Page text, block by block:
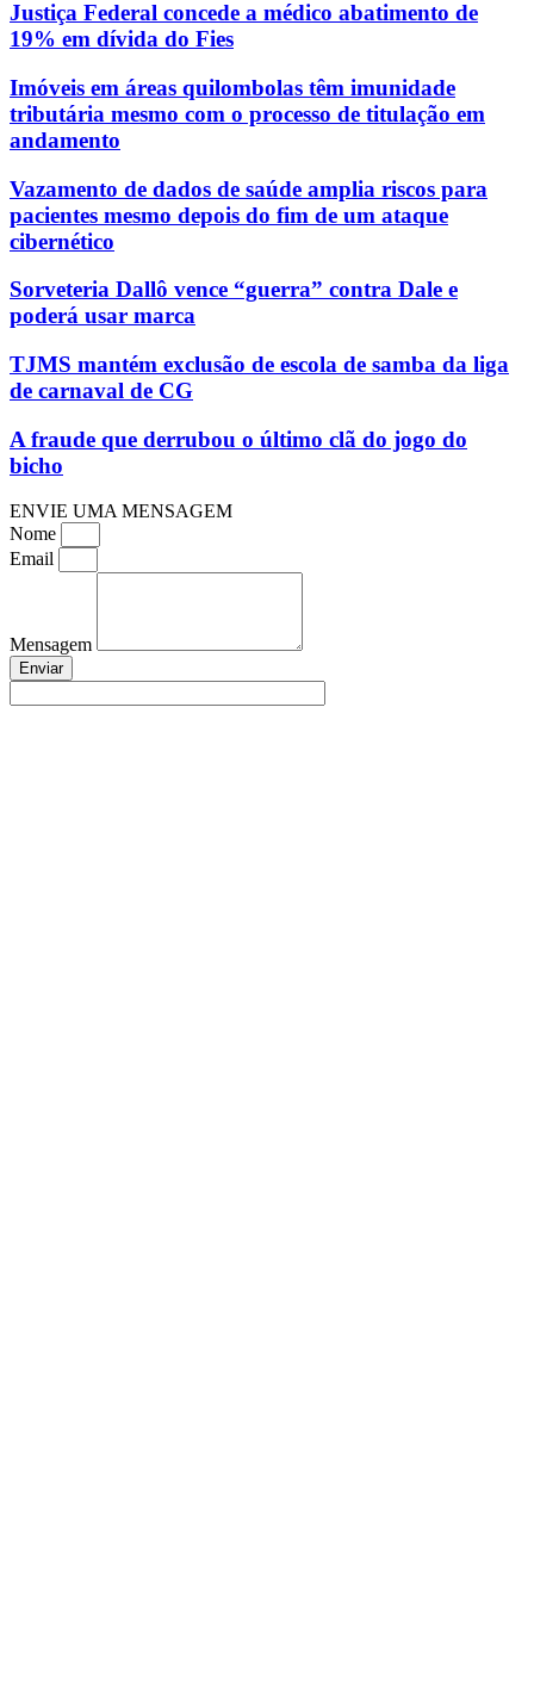
Justiça Federal concede a médico abatimento de
19% em dívida do Fies
Imóveis em áreas quilombolas têm imunidade
tributária mesmo com o processo de titulação em
andamento
Vazamento de dados de saúde amplia riscos para
pacientes mesmo depois do fim de um ataque
cibernético
Sorveteria Dallô vence “guerra” contra Dale e
poderá usar marca
TJMS mantém exclusão de escola de samba da liga
de carnaval de CG
A fraude que derrubou o último clã do jogo do
bicho
ENVIE UMA MENSAGEM
Nome
Email
Mensagem
Enviar